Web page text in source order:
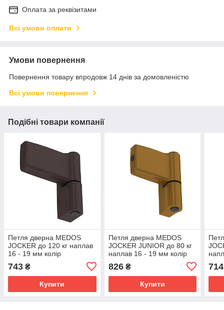
Оплата за реквізитами
Всі умови оплати
Умови повернення
Повернення товару впродовж 14 днів за домовленістю
Всі умови повернення
Подібні товари компанії
Петля дверна MEDOS
JOCKER до 120 кг наплав
16 - 19 мм колір
коричневий RAL 8019 17,5
А
743 ₴
Купити
Петля дверна MEDOS
JOCKER JUNIOR до 80 кг
наплав 16 - 19 мм колір
826₴
Купити
714